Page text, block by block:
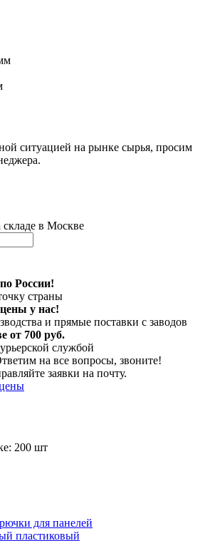
ситуацией на рынке сырья, просим
в Москве
России!
страны
у нас!
и прямые поставки с заводов
от 700 руб.
службой
на все вопросы, звоните!
заявки на почту.
200 шт
для панелей